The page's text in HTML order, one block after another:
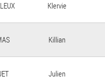
Klervie
Killian
Julien